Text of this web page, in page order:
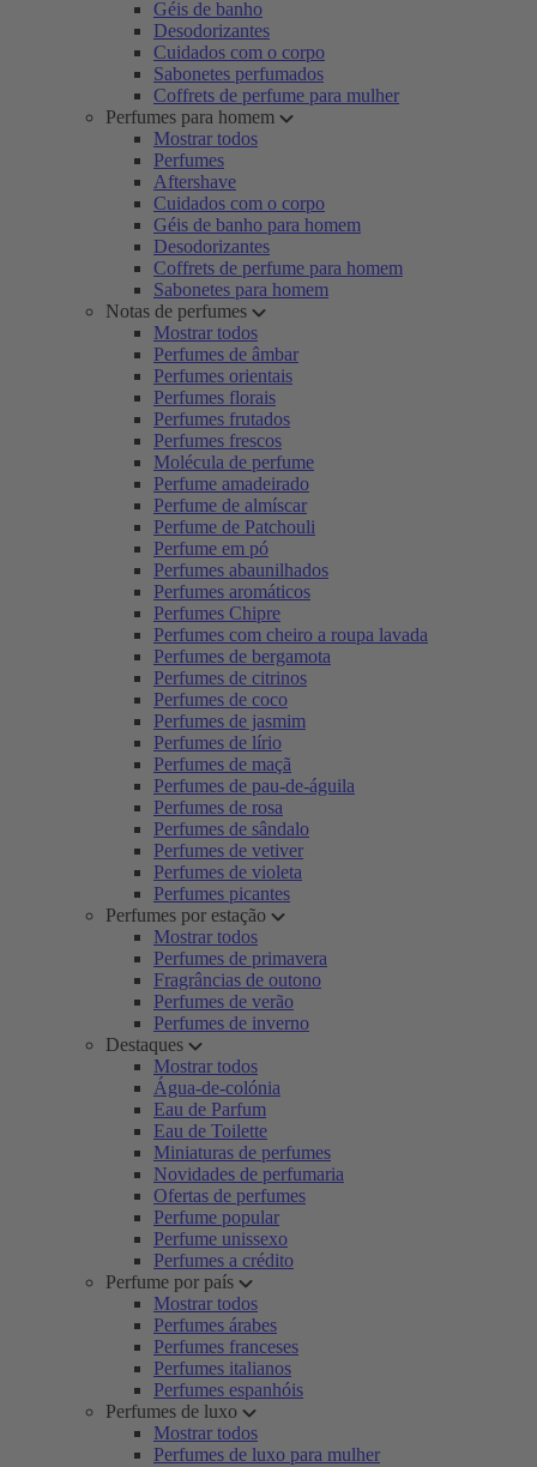
Géis de banho
Desodorizantes
Cuidados com o corpo
Sabonetes perfumados
Coffrets de perfume para mulher
Perfumes para homem
Mostrar todos
Perfumes
Aftershave
Cuidados com o corpo
Géis de banho para homem
Desodorizantes
Coffrets de perfume para homem
Sabonetes para homem
Notas de perfumes
Mostrar todos
Perfumes de âmbar
Perfumes orientais
Perfumes florais
Perfumes frutados
Perfumes frescos
Molécula de perfume
Perfume amadeirado
Perfume de almíscar
Perfume de Patchouli
Perfume em pó
Perfumes abaunilhados
Perfumes aromáticos
Perfumes Chipre
Perfumes com cheiro a roupa lavada
Perfumes de bergamota
Perfumes de citrinos
Perfumes de coco
Perfumes de jasmim
Perfumes de lírio
Perfumes de maçã
Perfumes de pau-de-águila
Perfumes de rosa
Perfumes de sândalo
Perfumes de vetiver
Perfumes de violeta
Perfumes picantes
Perfumes por estação
Mostrar todos
Perfumes de primavera
Fragrâncias de outono
Perfumes de verão
Perfumes de inverno
Destaques
Mostrar todos
Água-de-colónia
Eau de Parfum
Eau de Toilette
Miniaturas de perfumes
Novidades de perfumaria
Ofertas de perfumes
Perfume popular
Perfume unissexo
Perfumes a crédito
Perfume por país
Mostrar todos
Perfumes árabes
Perfumes franceses
Perfumes italianos
Perfumes espanhóis
Perfumes de luxo
Mostrar todos
Perfumes de luxo para mulher